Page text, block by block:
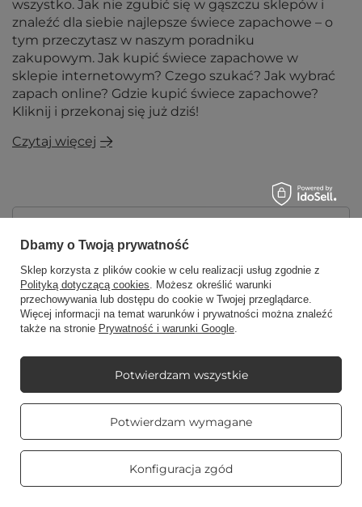
wszystko. Jak nie zgubić się w gąszczu sklepów i
znaleźć dla siebie najlepsze świece zapachowe – o
tym przeczytasz w naszym poradniku
zakupowym. Jak kupić świece zapachowe w
sklepie internetowym? Czego szukać? Jak wybrać
zapach online? Gdzie kupić świece zapachowe?
Kliknij i przekonaj się już dziś!
Czytaj więcej
NEWSLETTER
Zapisz się do newslettera i skorzystaj z wyjątkowych
promocji, okazji i kodów rabatowych!
Wyrażam zgodę na przetwarzanie moich danych
osobowych (adres e-mail) na potrzeby wysyłki
newslettera z informacją handlową (marketing).
polityce prywatności.
Dbamy o Twoją prywatność
Sklep korzysta z plików cookie w celu realizacji usług zgodnie z
Polityką dotyczącą cookies. Możesz określić warunki
przechowywania lub dostępu do cookie w Twojej przeglądarce.
Więcej informacji na temat warunków i prywatności można znaleźć
także na stronie Prywatność i warunki Google.
Potwierdzam wymagane
Konfiguracja zgód
Potwierdzam wszystkie